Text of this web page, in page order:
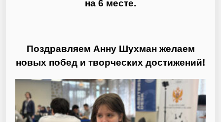
на 6 месте.
Поздравляем Анну Шухман желаем
новых побед и творческих достижений!